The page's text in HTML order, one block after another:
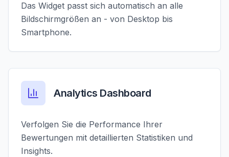
Das Widget passt sich automatisch an alle
Bildschirmgrößen an - von Desktop bis
Smartphone.
Analytics Dashboard
Verfolgen Sie die Performance Ihrer
Bewertungen mit detaillierten Statistiken und
Insights.